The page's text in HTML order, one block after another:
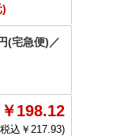
)
(宅急便) ／
￥198.12
込￥217.93)